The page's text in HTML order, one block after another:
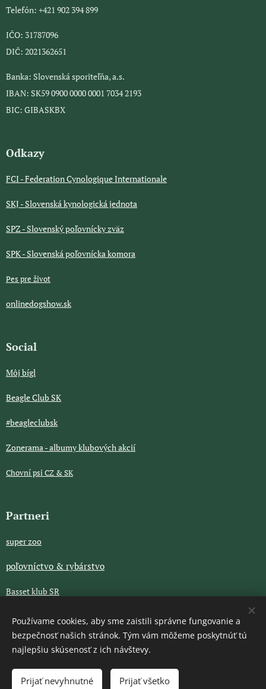
Telefón: +421 902 394 899
IČO: 31787096
DIČ: 2021362651
Banka: Slovenská sporiteľňa, a.s.
IBAN: SK59 0900 0000 0001 7034 2193
BIC: GIBASKBX
Odkazy
FCI - Federation Cynologique Internationale
SKJ - Slovenská kynologická jednota
SPZ - Slovenský poľovnícky zväz
SPK - Slovenská poľovnícka komora
Pes pre život
onlinedogshow.sk
Social
Môj bígl
Beagle Club SK
#beagleclubsk
Zonerama - albumy klubových akcií
Chovní psi CZ & SK
Partneri
super zoo
poľovníctvo & rybárstvo
Basset klub SR
GENOMIA
Legendárky CZ
Používame cookies, aby sme zaistili správne fungovanie a
bezpečnosť našich stránok. Tým vám môžeme poskytnúť tú
najlepšiu skúsenosť z ich návštevy.
Prijať nevyhnutné Prijať všetko